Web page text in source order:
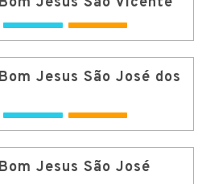
Jesus São José dos
Jesus São José